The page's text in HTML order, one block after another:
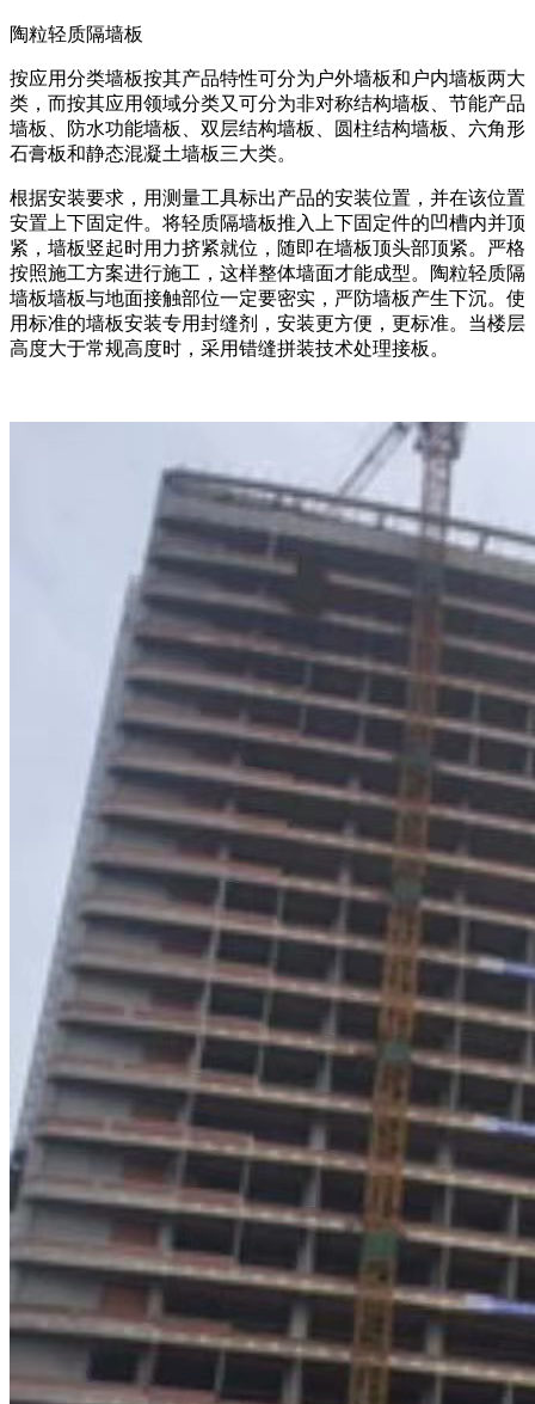
陶粒轻质隔墙板
按应用分类墙板按其产品特性可分为户外墙板和户内墙板两大
类，而按其应用领域分类又可分为非对称结构墙板、节能产品
墙板、防水功能墙板、双层结构墙板、圆柱结构墙板、六角形
石膏板和静态混凝土墙板三大类。
根据安装要求，用测量工具标出产品的安装位置，并在该位置
安置上下固定件。将轻质隔墙板推入上下固定件的凹槽内并顶
紧，墙板竖起时用力挤紧就位，随即在墙板顶头部顶紧。严格
按照施工方案进行施工，这样整体墙面才能成型。陶粒轻质隔
墙板墙板与地面接触部位一定要密实，严防墙板产生下沉。使
用标准的墙板安装专用封缝剂，安装更方便，更标准。当楼层
高度大于常规高度时，采用错缝拼装技术处理接板。